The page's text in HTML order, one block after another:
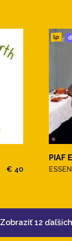
€ 40
lp
PIAF
Zobraziť 12 ďaľších